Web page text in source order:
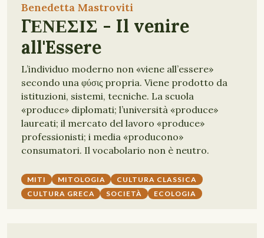
Benedetta Mastroviti
ΓΕΝΕΣΙΣ - Il venire
all'Essere
L’individuo moderno non «viene all’essere»
secondo una φύσις propria. Viene prodotto da
istituzioni, sistemi, tecniche. La scuola
«produce» diplomati; l’università «produce»
laureati; il mercato del lavoro «produce»
professionisti; i media «producono»
consumatori. Il vocabolario non è neutro.
MITI MITOLOGIA
CULTURA CLASSICA
CULTURA GRECA
SOCIETÀ ECOLOGIA